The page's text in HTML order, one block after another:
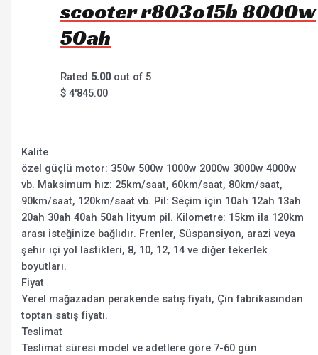
scooter r803o15b 8000w
50ah
Rated 5.00out of 5
$ 4'845.00
Kalite
özel güçlü motor: 350w 500w 1000w 2000w 3000w 4000w
vb. Maksimum hız: 25km/saat, 60km/saat, 80km/saat,
90km/saat, 120km/saat vb. Pil: Seçim için 10ah 12ah 13ah
20ah 30ah 40ah 50ah lityum pil. Kilometre: 15km ila 120km
arası isteğinize bağlıdır. Frenler, Süspansiyon, arazi veya
şehir içi yol lastikleri, 8, 10, 12, 14 ve diğer tekerlek
boyutları.
Fiyat
Yerel mağazadan perakende satış fiyatı, Çin fabrikasından
toptan satış fiyatı.
Teslimat
Teslimat süresi model ve adetlere göre 7-60 gün